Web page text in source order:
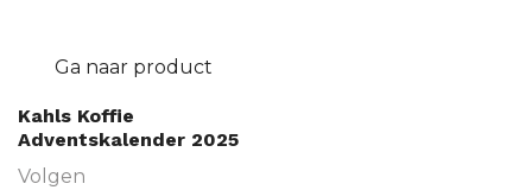
Ga naar product
Kahls Koffie
Adventskalender 2025
Volgen